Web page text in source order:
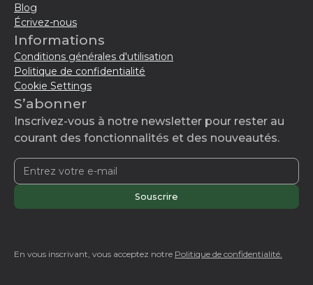
Blog
Écrivez-nous
Informations
Conditions générales d'utilisation
Politique de confidentialité
Cookie Settings
S’abonner
Inscrivez-vous à notre newsletter pour rester au
courant des fonctionnalités et des nouveautés.
En vous inscrivant, vous acceptez notre Politique de confidentialité.